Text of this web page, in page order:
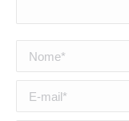
Nome *
E-mail *